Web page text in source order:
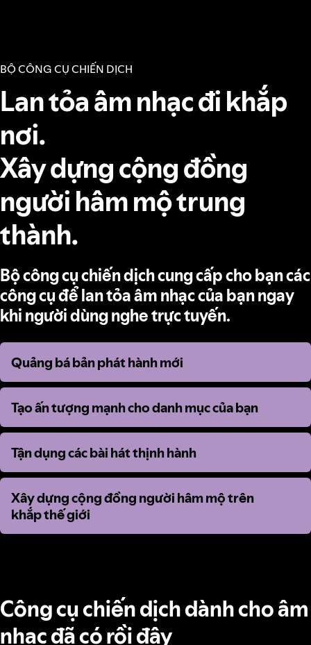
BỘ CÔNG CỤ CHIẾN DỊCH
Lan tỏa âm nhạc đi khắp
nơi.
Xây dựng cộng đồng
người hâm mộ trung
thành.
Bộ công cụ chiến dịch cung cấp cho bạn các
công cụ để lan tỏa âm nhạc của bạn ngay
khi người dùng nghe trực tuyến.
Quảng bá bản phát hành mới
Quảng bá bản phát hành mới
Tạo ấn tượng mạnh cho danh mục của bạn
Tạo ấn tượng mạnh cho danh mục của bạn
Tận dụng các bài hát thịnh hành
Tận dụng các bài hát thịnh hành
Xây dựng cộng đồng người hâm mộ trên
khắp thế giới
Xây dựng cộng đồng người hâm mộ trên
khắp thế giới
Công cụ chiến dịch dành cho âm
nhạc đã có rồi đây